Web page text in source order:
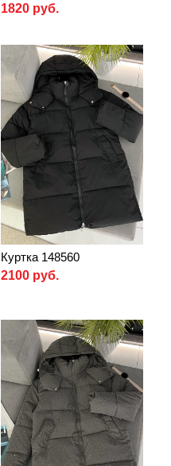
1820 руб.
Куртка 148560
2100 руб.